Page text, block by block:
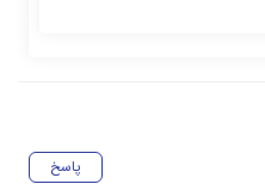
پاسخ